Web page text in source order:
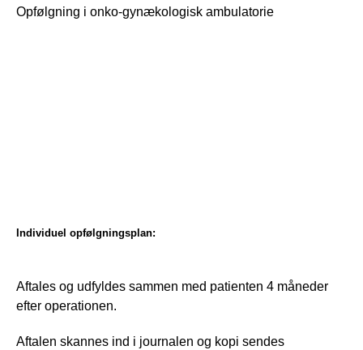
Opfølgning i onko-gynækologisk ambulatorie
Individuel opfølgningsplan:
Aftales og udfyldes sammen med patienten 4 måneder
efter operationen.
Aftalen skannes ind i journalen og kopi sendes